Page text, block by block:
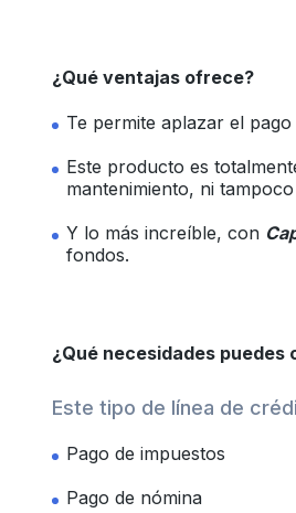
¿Qué ventajas ofrece?
Te permite aplazar el
Este producto es
mantenimiento, ni
Y lo más increíble, con
fondos.
¿Qué necesidades puedes
Este tipo de línea de
Pago de impuestos
Pago de nómina